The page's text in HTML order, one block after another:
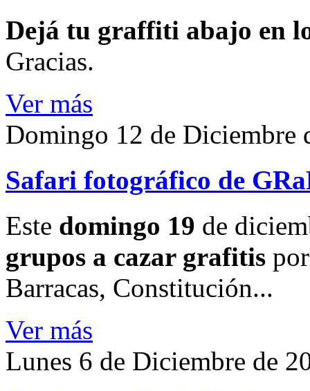
Dejá tu graffiti abajo en
Gracias.
Ver más
Domingo 12 de Diciembre
Safari fotográfico de
Este domingo 19 de
grupos a cazar grafitis
Barracas, Constitución...
Ver más
Lunes 6 de Diciembre de